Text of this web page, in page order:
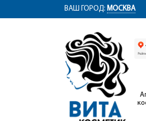
ym(12767704, 'getClientID', function(clientID)
ВАШ ГОРОД: МОСКВА